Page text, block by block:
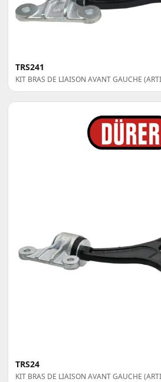
TRS241
KIT BRAS DE LIAISON AVANT GAUCHE
TRS24
KIT BRAS DE LIAISON AVANT GAUCHE